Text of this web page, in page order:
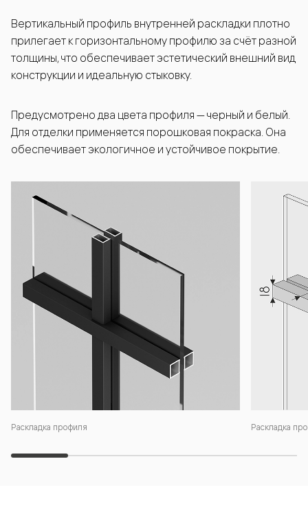
Раскладка профиля Раскладка
Вертикальный профиль внутренней раскладки плотно
прилегает к горизонтальному профилю за счёт разной
толщины, что обеспечивает эстетический внешний вид
конструкции и идеальную стыковку.
Предусмотрено два цвета профиля — черный и белый.
Для отделки применяется порошковая покраска. Она
обеспечивает экологичное и устойчивое покрытие.